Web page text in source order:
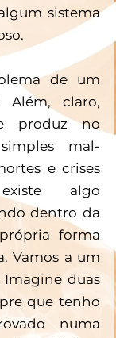
sistema
de um
Além, claro,
produz no
mal-
e crises
algo
dentro da
forma
Vamos a um
duas
que tenho
numa